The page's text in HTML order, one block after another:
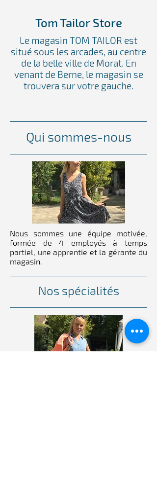
Tom Tailor Store
Le magasin TOM TAILOR est
situé sous les arcades, au centre
de la belle ville de Morat. En
venant de Berne, le magasin se
trouvera sur votre gauche.
Qui sommes-nous
Nous sommes une équipe motivée,
formée de 4 employés à temps
partiel, une apprentie et la gérante du
magasin.
Nos spécialités